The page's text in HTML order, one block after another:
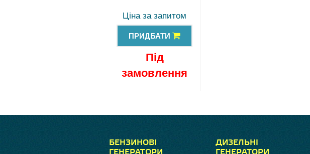
Ціна за запитом
ПРИДБАТИ
Під
замовлення
БЕНЗИНОВІ
ДИЗЕЛЬНІ